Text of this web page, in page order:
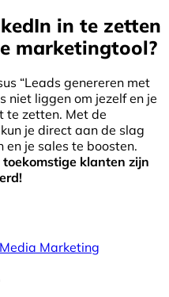
in te zetten
marketingtool?
“Leads genereren met
niet liggen om jezelf en je
te zetten. Met de
je direct aan de slag
je sales te boosten.
klanten zijn
Marketing